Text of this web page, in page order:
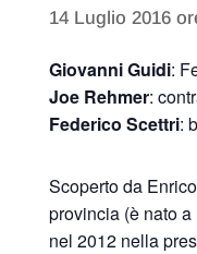
14 Luglio 2016
Giovanni Guidi:
Joe Rehmer:
Federico Scettri:
Scoperto da
provincia (è nato
nel 2012 nella